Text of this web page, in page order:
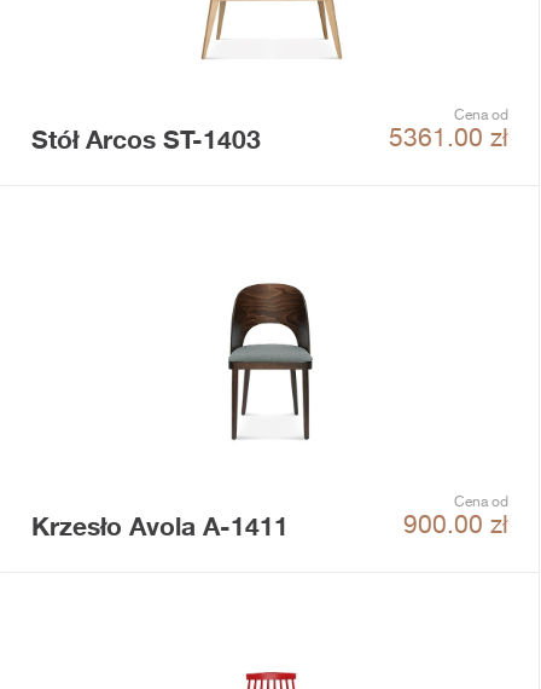
Stół Arcos ST-1403
Cena od
5361.00 zł
Krzesło Avola A-1411
Cena od
900.00 zł